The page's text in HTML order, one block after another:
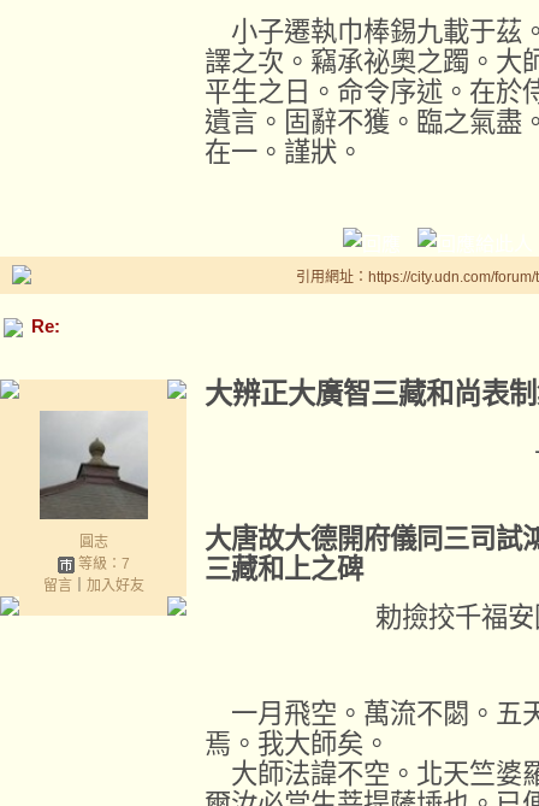
小子遷執巾棒錫九載于茲
譯之次。竊承祕奧之躅。大
平生之日。命令序述。在於
遺言。固辭不獲。臨之氣盡
在一。謹狀。
引用網址：https://city.udn.com/
Re:
圓志
等級：7
留言｜ 加入好友
大辨正大廣智三藏和尚表
大唐故大德開府儀同三司試
三藏和上之碑
勅撿挍千福
一月飛空。萬流不閟。五
焉。我大師矣。
大師法諱不空。北天竺婆